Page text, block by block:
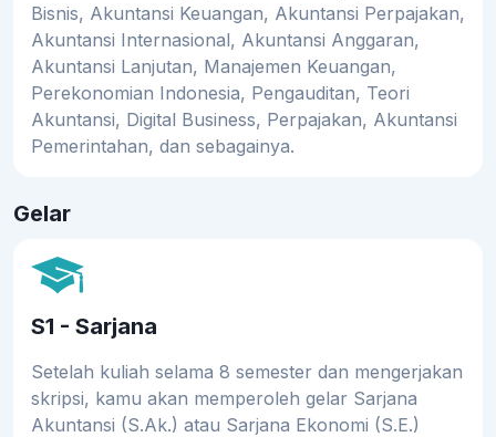
Bisnis, Akuntansi Keuangan, Akuntansi Perpajakan,
Akuntansi Internasional, Akuntansi Anggaran,
Akuntansi Lanjutan, Manajemen Keuangan,
Perekonomian Indonesia, Pengauditan, Teori
Akuntansi, Digital Business, Perpajakan, Akuntansi
Pemerintahan, dan sebagainya.
Gelar
S1 - Sarjana
Setelah kuliah selama 8 semester dan mengerjakan
skripsi, kamu akan memperoleh gelar Sarjana
Akuntansi (S.Ak.) atau Sarjana Ekonomi (S.E.)